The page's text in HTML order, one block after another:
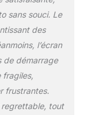
sans souci. Le
des
l’écran
de démarrage
fragiles,
frustrantes.
regrettable, tout